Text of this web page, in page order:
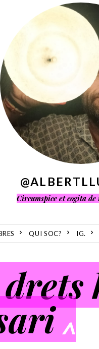
Circumspice et cogita
QUI SOC? IG.
^